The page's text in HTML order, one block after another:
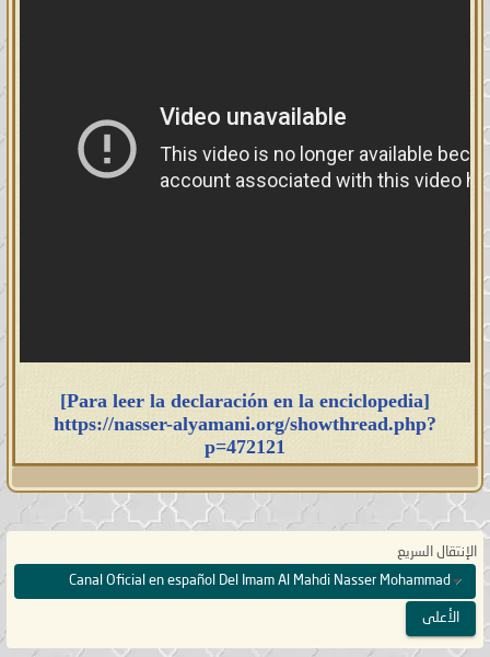
[Para leer la declaración en la enciclopedia]
https://nasser-alyamani.org/showthread.php?
p=472121
الإنتقال السريع
Canal Oficial en español Del Imam Al Mahdi Nasser Mohammad
الأعلى